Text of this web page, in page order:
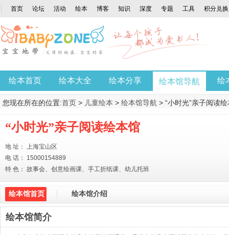
首页 论坛 活动 绘本 博客 知识 深度 专题 工具 积分兑换
绘本首页 绘本大全 绘本分享 绘本馆导航 绘
您现在所在的位置:首页 > 儿童绘本 > 绘本馆导航 > “小时光”亲子阅读
“小时光”亲子阅读绘本馆
地 址： 上海宝山区
电 话： 15000154889
特 色： 故事会、创意绘画课、手工折纸课、幼儿托班
绘本馆首页 绘本馆介绍
绘本馆简介